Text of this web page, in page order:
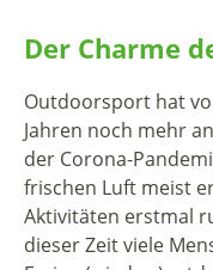
Der Charme
Outdoorsport hat
Jahren noch mehr
der Corona-
frischen Luft meist
Aktivitäten erstmal
dieser Zeit viele